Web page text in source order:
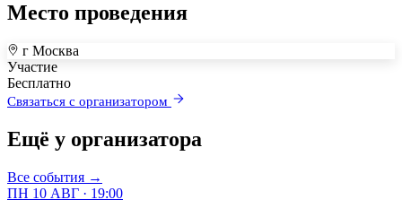
Место проведения
+
–
г Москва
Участие
Бесплатно
Связаться с организатором
Ещё у организатора
Все события →
ПН 10 АВГ · 19:00